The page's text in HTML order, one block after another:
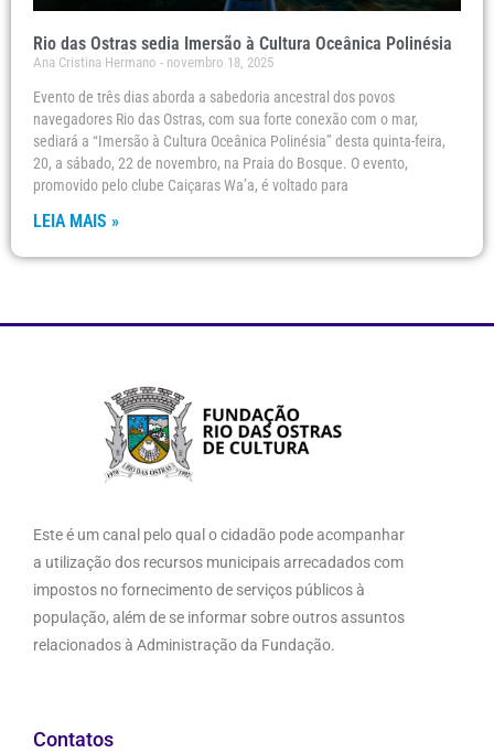
Rio das Ostras sedia Imersão à Cultura Oceânica Polinésia
Ana Cristina Hermano novembro 18, 2025
Evento de três dias aborda a sabedoria ancestral dos povos
navegadores Rio das Ostras, com sua forte conexão com o mar,
sediará a “Imersão à Cultura Oceânica Polinésia” desta quinta-feira,
20, a sábado, 22 de novembro, na Praia do Bosque. O evento,
promovido pelo clube Caiçaras Wa’a, é voltado para
LEIA MAIS »
Este é um canal pelo qual o cidadão pode acompanhar
a utilização dos recursos municipais arrecadados com
impostos no fornecimento de serviços públicos à
população, além de se informar sobre outros assuntos
relacionados à Administração da Fundação.
Contatos